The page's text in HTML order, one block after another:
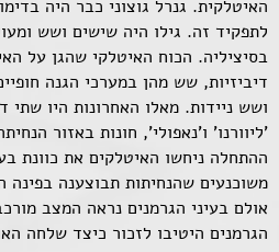
האיטלקית. גנרל גוצוני כבר היה
לתפקיד זה. גילו היה שישים ושש
בסיציליה. הכוח האיטלקי שהגן על
דיביזיות, שש מהן במערכי הגנה
ושש ניידות. מאלו האחרונות היו שתי
'ליוורנו' ו'נאפולי', חונות באזור
ההתחלה ניחשו האיטלקים את כוונת
משוכנעים שהנחיתות תבוצענה
אולם בעיני הגרמנים נראה המצב
הגרמנים היטיבו לזכור כיצד שלחה